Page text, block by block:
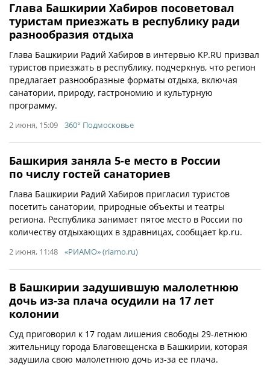
Глава Башкирии Хабиров посоветовал
туристам приезжать в республику ради
разнообразия отдыха
Глава Башкирии Радий Хабиров в интервью KP.RU призвал
туристов приезжать в республику, подчеркнув, что регион
предлагает разнообразные форматы отдыха, включая
санатории, природу, гастрономию и культурную
программу.
2 июня, 15:09 360° Подмосковье
Башкирия заняла 5-е место в России
по числу гостей санаториев
Глава Башкирии Радий Хабиров пригласил туристов
посетить санатории, природные объекты и театры
региона. Республика занимает пятое место в России по
количеству отдыхающих в здравницах, сообщает kp.ru.
2 июня, 11:48 «РИАМО» (riamo.ru)
В Башкирии задушившую малолетнюю
дочь из-за плача осудили на 17 лет
колонии
Суд приговорил к 17 годам лишения свободы 29-летнюю
жительницу города Благовещенска в Башкирии, которая
задушила свою малолетнюю дочь из-за ее плача.